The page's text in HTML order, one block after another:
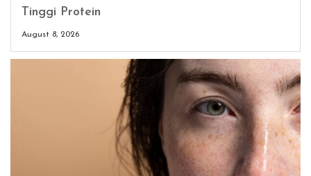
Tinggi Protein
August 8, 2026